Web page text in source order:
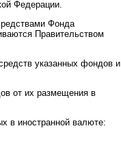
Федерации.
Фонда
Правительством
указанных фондов и
от их размещения в
в иностранной валюте: